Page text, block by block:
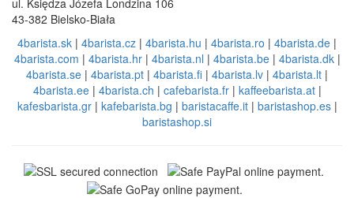
ul. Księdza Józefa Londzina 106
43-382 Bielsko-Biała
4barista.sk | 4barista.cz | 4barista.hu | 4barista.ro | 4barista.de |
4barista.com | 4barista.hr| 4barista.nl | 4barista.be| 4barista.dk|
4barista.se | 4barista.pt | 4barista.fi | 4barista.lv | 4barista.lt |
4barista.ee| 4barista.ch | cafebarista.fr| kaffeebarista.at|
kafesbarista.gr| kafebarista.bg | baristacaffe.it| baristashop.es|
baristashop.si